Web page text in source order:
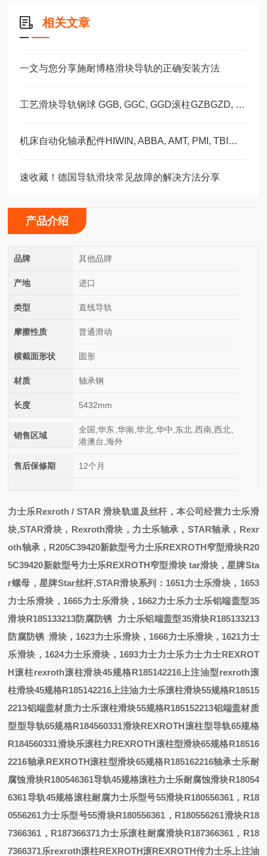
相关文章
一文与您分享施耐博格滑块导轨的正确安装方法
工艺滑块导轨钢球 GGB, GGC, GGD滚柱GZBGZD, GZV，GGBC/GZBC
机床自动化轴承配件HIWIN, ABBA, AMT, PMI, TBI滑块导轨丝杠
速收藏！德国导轨滑块常见故障的解决方法分享
产品介绍
品牌 其他品牌
产地 进口
类型 直线导轨
摩擦性质 普通滑动
横截面形状 圆形
材质 轴承钢
长度 5432mm
销售区域
全国,华东,华南,华北,华中,东北,西南,西北,
港澳台,海外
售后保修期 12个月
力士乐Rexroth / STAR 滑块轨道及丝杆，本公司经营力士乐滑
块,STAR滑块， Rexroth滑块，力士乐轴承， STAR轴承， Rexr
oth轴承， R205C39420新款型号力士乐REXROTH窄型滑块R20
5C39420新款型号力士乐REXROTH窄型滑块 tar滑块，星牌Sta
r螺母，星牌Star丝杆,STAR滑块系列： 1651力士乐滑块， 1653
力士乐滑块， 1665力士乐滑块， 1662力士乐力士乐铝端盖型35
滑块R185133213防腐防锈 力士乐铝端盖型35滑块R185133213
防腐防锈滑块， 1623力士乐滑块， 1666力士乐滑块， 1621力士
乐滑块， 1624力士乐滑块， 1693力士力士乐力士力士REXROT
H滚柱rexroth滚柱滑块45规格R185142216上注油型rexroth滚
柱滑块45规格R185142216上注油力士乐滚柱滑块55规格R18515
2213铝端盖材质力士乐滚柱滑块55规格R185152213铝端盖材质
型型导轨65规格R184560331滑块REXROTH滚柱型导轨65规格
R184560331滑块乐滚柱力REXROTH滚柱型滑块65规格R18516
2216轴承REXROTH滚柱型滑块65规格R185162216轴承士乐耐
腐蚀滑块R180546361导轨45规格滚柱力士乐耐腐蚀滑块R18054
6361导轨45规格滚柱耐腐力士乐型号55滑块R180556361，R18
0556261力士乐型号55滑块R180556361，R180556261滑块R18
7366361，R187366371力士乐滚柱耐腐滑块R187366361，R18
7366371乐rexroth滚柱REXROTH滚REXROTH传力士乐上注油